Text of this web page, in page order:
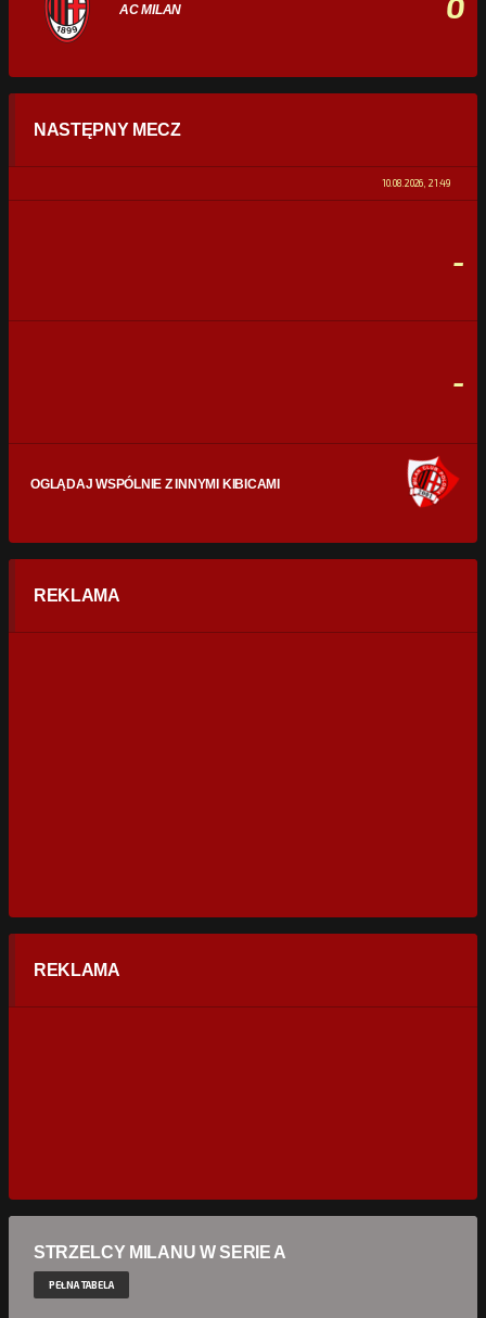
AC MILAN
STATYSTYKI
0% 100%
NASTĘPNY MECZ
10.08.2026, 21:49
-
-
OGLĄDAJ WSPÓLNIE Z INNYMI KIBICAMI
REKLAMA
REKLAMA
STRZELCY MILANU W SERIE A
PEŁNA TABELA